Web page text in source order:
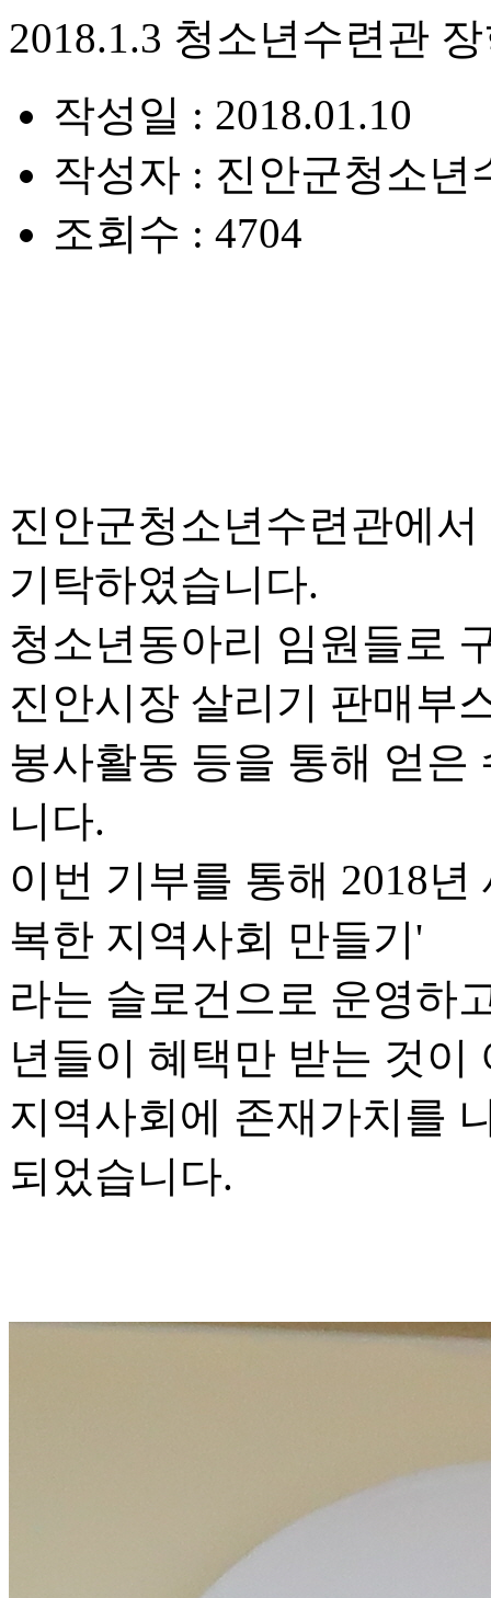
2018.1.3 청소년수련관
작성일 : 2018.01.10
작성자 : 진안군청소년
조회수 : 4704
진안군청소년수련관에
기탁하였습니다.
청소년동아리 임원들로
진안시장 살리기 판매부
봉사활동 등을 통해 얻은
니다.
이번 기부를 통해 2018
복한 지역사회 만들기'
라는 슬로건으로 운영하
년들이 혜택만 받는 것
지역사회에 존재가치를
되었습니다.